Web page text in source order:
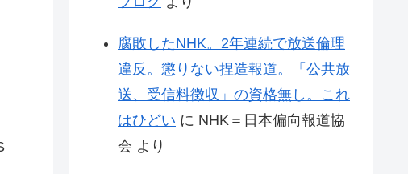
腐敗したNHK。2年連続で放送倫理
違反。懲りない捏造報道。「公共放
送、受信料徴収」の資格無し。これ
はひどい に NHK＝日本偏向報道協
会 より